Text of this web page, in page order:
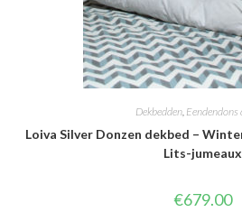
Dekbedden, Eendendons
Loiva Silver Donzen dekbed –
Lits-jumeaux
€679.00